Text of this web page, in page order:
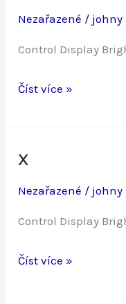
Nezařazené / johny
Control Display
x
Číst více »
x
Nezařazené / johny
Control Display
x
Číst více »